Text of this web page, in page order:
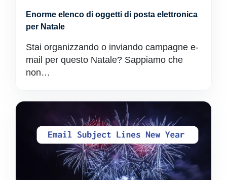
Enorme elenco di oggetti di posta elettronica
per Natale
Stai organizzando o inviando campagne e-
mail per questo Natale? Sappiamo che
non…